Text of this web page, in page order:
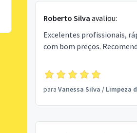
Roberto Silva avaliou:
Excelentes profissionais,
com bom preços.
para Vanessa Silva / Limpeza